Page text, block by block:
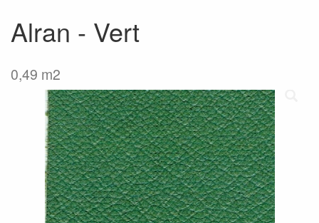
Alran - Vert
0,49 m2